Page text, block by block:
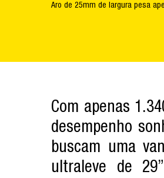
Aro de 25mm de largura pesa
Com apenas
desempenho
buscam uma
ultraleve de